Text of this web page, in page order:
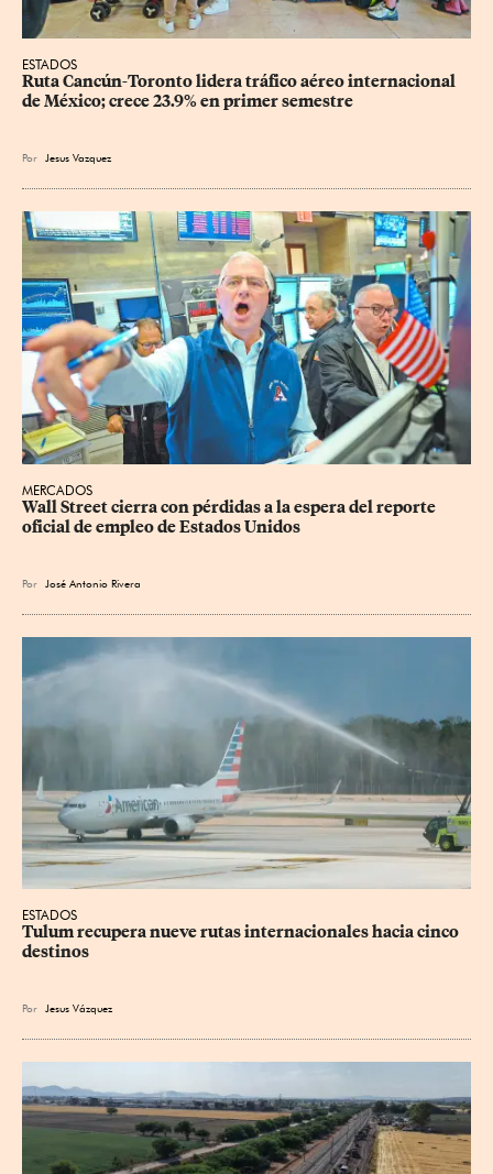
ESTADOS
Ruta Cancún-Toronto lidera tráfico aéreo internacional
de México; crece 23.9% en primer semestre
Por Jesus Vazquez
MERCADOS
Wall Street cierra con pérdidas a la espera del reporte
oficial de empleo de Estados Unidos
Por José Antonio Rivera
ESTADOS
Tulum recupera nueve rutas internacionales hacia cinco
destinos
Por Jesus Vázquez